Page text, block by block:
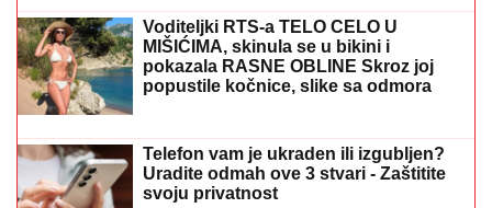
"ZBOG DOKTORKE SAM IZGUBILA
POSAO"Poznata Srpkinja se uništila
estetskim zahvatima, pa vratila
prirodan izgled: Sada isplivala stara
fotka